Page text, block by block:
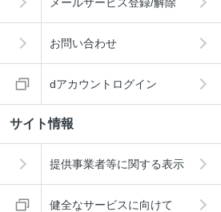
お問い合わせ
dアカウントログイン
サイト情報
提供事業者等に関する表示
健全なサービスに向けて